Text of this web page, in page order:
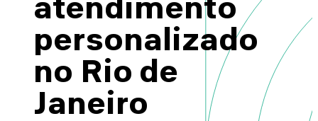
Become a Member
Contact Us
Member Area
personalizado
no Rio de
Janeiro